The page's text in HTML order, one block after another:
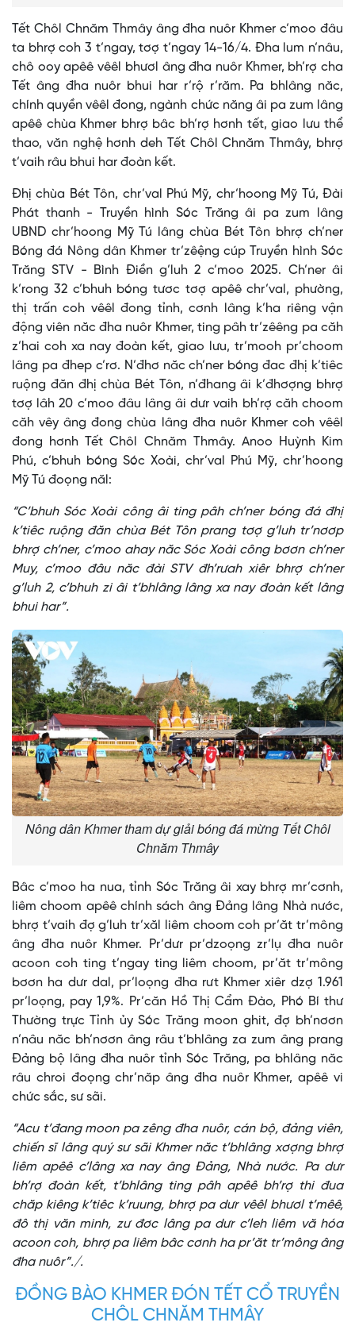
Tết Chôl Chnăm Thmây âng đha nuôr Khmer c’moo đâu
ta bhrợ coh 3 t’ngay, tơợ t’ngay 14-16/4. Đha lum n’nâu,
chô ooy apêê vêêl bhươl âng đha nuôr Khmer, bh’rợ cha
Tết âng đha nuôr bhui har r’rộ r’răm. Pa bhlâng năc,
chính quyền vêêl đong, ngành chức năng âi pa zum lâng
apêê chùa Khmer bhrợ bâc bh’rợ hơnh tết, giao lưu thể
thao, văn nghệ hơnh deh Tết Chôl Chnăm Thmây, bhrợ
t’vaih râu bhui har đoàn kết.
Đhị chùa Bét Tôn, chr’val Phú Mỹ, chr’hoong Mỹ Tú, Đài
Phát thanh - Truyền hình Sóc Trăng âi pa zum lâng
UBND chr’hoong Mỹ Tú lâng chùa Bét Tôn bhrợ ch’ner
Bóng đá Nông dân Khmer tr’zêệng cúp Truyền hình Sóc
Trăng STV - Bình Điền g’luh 2 c’moo 2025. Ch’ner âi
k’rong 32 c’bhuh bóng tươc tơợ apêê chr’val, phường,
thị trấn coh vêêl đong tỉnh, cơnh lâng k’ha riêng vận
động viên năc đha nuôr Khmer, ting pâh tr’zêêng pa căh
z’hai coh xa nay đoàn kết, giao lưu, tr’mooh pr’choom
lâng pa đhep c’rơ. N’đhơ năc ch’ner bóng đac đhị k’tiêc
ruộng đăn đhị chùa Bét Tôn, n’đhang âi k’đhơợng bhrợ
tơợ lâh 20 c’moo đâu lâng âi dưr vaih bh’rợ căh choom
căh vêy âng đong chùa lâng đha nuôr Khmer coh vêêl
đong hơnh Tết Chôl Chnăm Thmây. Anoo Huỳnh Kim
Phú, c’bhuh bóng Sóc Xoài, chr’val Phú Mỹ, chr’hoong
Mỹ Tú đoọng năl:
“C’bhuh Sóc Xoài công âi ting pâh ch’ner bóng đá đhị
k’tiêc ruộng đăn chùa Bét Tôn prang tơợ g’luh tr’nơơp
bhrợ ch’ner, c’moo ahay năc Sóc Xoài công bơơn ch’ner
Muy, c’moo đâu năc đài STV đh’rưah xiêr bhrợ ch’ner
g’luh 2, c’bhuh zi âi t’bhlâng lâng xa nay đoàn kết lâng
bhui har”.
Nông dân Khmer tham dự giải bóng đá mừng Tết Chôl
Chnăm Thmây
Bâc c’moo ha nua, tỉnh Sóc Trăng âi xay bhrợ mr’cơnh,
liêm choom apêê chính sách âng Đảng lâng Nhà nước,
bhrợ t’vaih đợ g’luh tr’xăl liêm choom coh pr’ăt tr’mông
âng đha nuôr Khmer. Pr’dưr pr’dzoọng zr’lụ đha nuôr
acoon coh ting t’ngay ting liêm choom, pr’ăt tr’mông
bơơn ha dưr dal, pr’loọng đha rưt Khmer xiêr dzợ 1.961
pr’loọng, pay 1,9%. Pr’căn Hồ Thị Cẩm Đào, Phó Bí thư
Thường trực Tỉnh ủy Sóc Trăng moon ghit, đợ bh’nơơn
n’nâu năc bh’nơơn âng râu t’bhlâng za zum âng prang
Đảng bộ lâng đha nuôr tỉnh Sóc Trăng, pa bhlâng năc
râu chroi đoọng chr’năp âng đha nuôr Khmer, apêê vi
chức sắc, sư sãi.
“Acu t’đang moon pa zêng đha nuôr, cán bộ, đảng viên,
chiến sĩ lâng quý sư sãi Khmer năc t’bhlâng xơợng bhrợ
liêm apêê c’lâng xa nay âng Đảng, Nhà nước. Pa dưr
bh’rợ đoàn kết, t’bhlâng ting pâh apêê bh’rợ thi đua
chăp kiêng k’tiêc k’ruung, bhrợ pa dưr vêêl bhươl t’mêê,
đô thị văn minh, zư đơc lâng pa dưr c’leh liêm vă hóa
acoon coh, bhrợ pa liêm bâc cơnh ha pr’ăt tr’mông âng
đha nuôr”./.
ĐỒNG BÀO KHMER ĐÓN TẾT CỔ TRUYỀN
CHÔL CHNĂM THMÂY